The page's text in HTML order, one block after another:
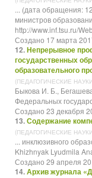
... (дата обращения:
министров
http://www.inf.tsu.ru/
Создано 17 марта
12.Непрерывное
государственных
образовательного
(ПЕДАГОГИЧЕСКИЕ
Быкова И. Б.,
Федеральных
Создано 23 декабря
13.Содержание
(ПЕДАГОГИЧЕСКИЕ
... инклюзивного
Khizhnyak Lyudmila
Создано 29 апреля
14.Архив журнала